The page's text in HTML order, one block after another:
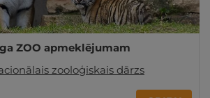
ZOO apmeklējumam
zooloģiskais dārzs